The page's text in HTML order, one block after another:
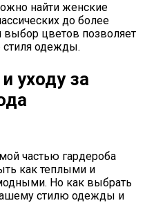
найти женские
до более
цветов позволяет
стиля одежды.
уходу за
частью гардероба
как теплыми и
Но как выбрать
стилю одежды и